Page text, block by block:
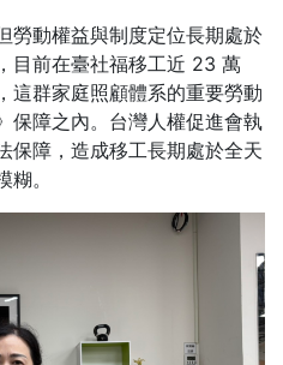
勞動權益與制度定位長期處於
目前在臺社福移工近 23 萬
這群家庭照顧體系的重要勞動
保障之內。台灣人權促進會執
保障，造成移工長期處於全天
。